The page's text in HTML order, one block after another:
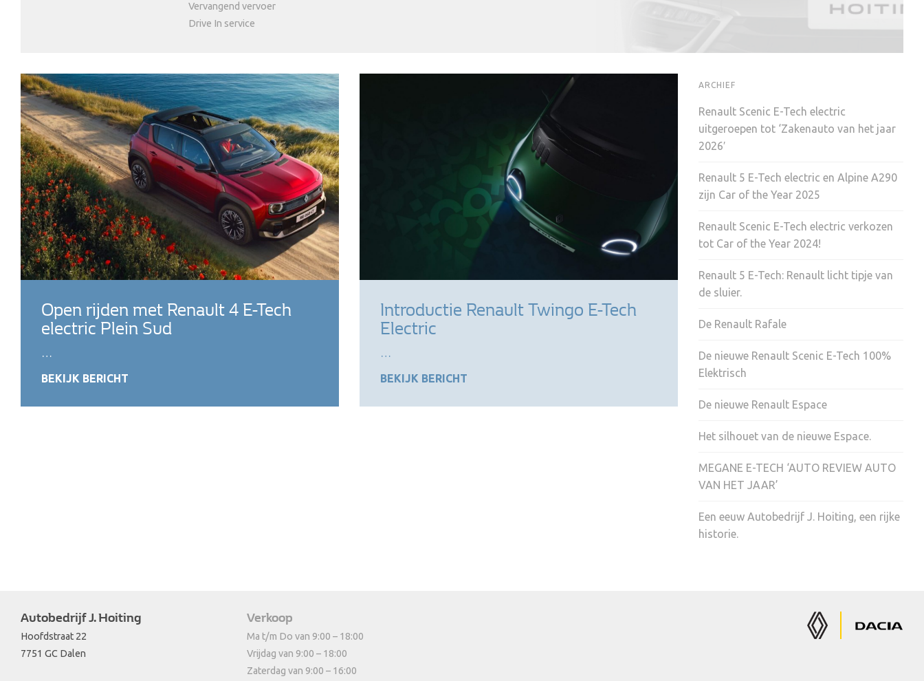
Vervangend vervoer
Drive In service
Open rijden met Renault 4 E-Tech
electric Plein Sud
…
BEKIJK BERICHT
Introductie Renault Twingo E-Tech
Electric
…
BEKIJK BERICHT
ARCHIEF
Renault Scenic E-Tech electric
uitgeroepen tot ‘Zakenauto van het jaar
2026′
Renault 5 E-Tech electric en Alpine A290
zijn Car of the Year 2025
Renault Scenic E-Tech electric verkozen
tot Car of the Year 2024!
Renault 5 E-Tech: Renault licht tipje van
de sluier.
De Renault Rafale
De nieuwe Renault Scenic E-Tech 100%
Elektrisch
De nieuwe Renault Espace
Het silhouet van de nieuwe Espace.
MEGANE E-TECH ‘AUTO REVIEW AUTO
VAN HET JAAR’
Een eeuw Autobedrijf J. Hoiting, een rijke
historie.
Autobedrijf J. Hoiting
Hoofdstraat 22
7751 GC Dalen
Verkoop
Ma t/m Do van 9:00 – 18:00
Vrijdag van 9:00 – 18:00
Zaterdag van 9:00 – 16:00
Dacia
Renault
Auto's